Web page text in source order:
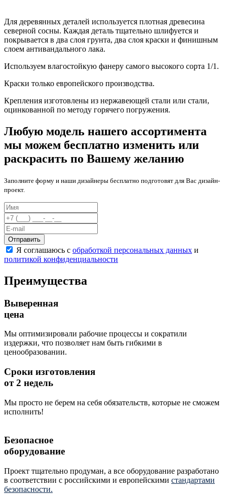
Для деревянных деталей используется плотная древесина
северной сосны. Каждая деталь тщательно шлифуется и
покрывается в два слоя грунта, два слоя краски и финишным
слоем антивандального лака.
Используем влагостойкую фанеру самого высокого сорта 1/1.
Краски только европейского производства.
Крепления изготовлены из нержавеющей стали или стали,
оцинкованной по методу горячего погружения.
Любую модель нашего ассортимента
мы можем бесплатно изменить или
раскрасить по Вашему желанию
Заполните форму и наши дизайнеры бесплатно подготовят для Вас дизайн-
проект.
Отправить
Я соглашаюсь с обработкой персональных данных и
политикой конфиденциальности
Преимущества
Выверенная
цена
Мы оптимизировали рабочие процессы и сократили
издержки, что позволяет нам быть гибкими в
ценообразовании.
Сроки изготовления
от 2 недель
Мы просто не берем на себя обязательств, которые не сможем
исполнить!
Безопасное
оборудование
Проект тщательно продуман, а все оборудование разработано
в соответствии с российскими и европейскими стандартами
безопасности.